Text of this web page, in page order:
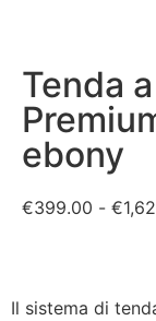
Tenda
ebony
€399.00 - €
Il sistema di